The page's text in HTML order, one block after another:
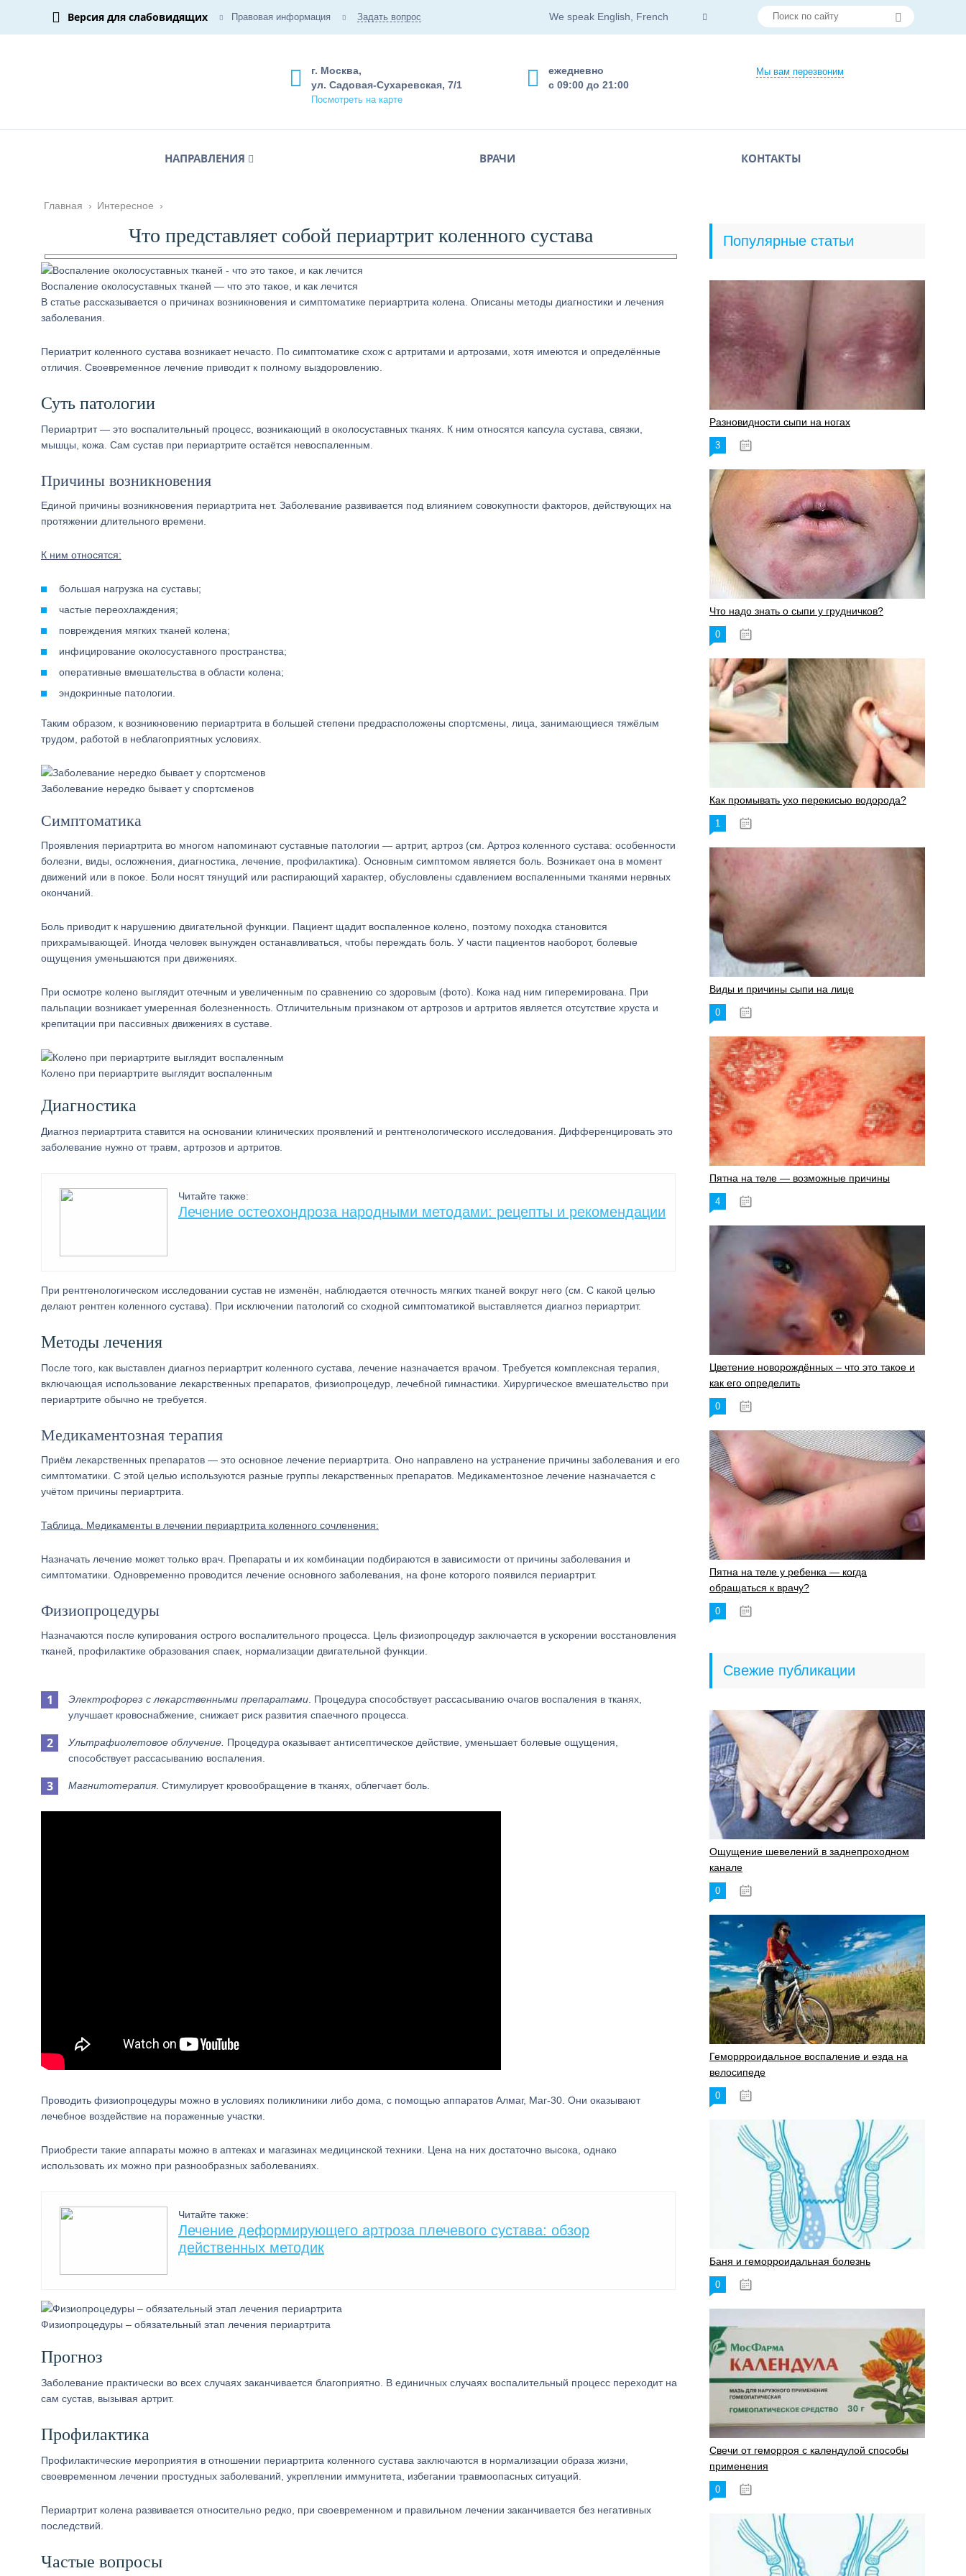
Версия для слабовидящих Правовая информация Задать вопрос We speak English, French
Мы вам перезвоним
ежедневно
с 09:00 до 21:00
г. Москва,
ул. Садовая-Сухаревская, 7/1
Посмотреть на карте
НАПРАВЛЕНИЯ ВРАЧИ КОНТАКТЫ
Главная › Интересное ›
Что представляет собой периартрит коленного сустава
Воспаление околосуставных тканей — что это такое, и как лечится
В статье рассказывается о причинах возникновения и симптоматике периартрита колена. Описаны методы диагностики и лечения
заболевания.
Периатрит коленного сустава возникает нечасто. По симптоматике схож с артритами и артрозами, хотя имеются и определённые
отличия. Своевременное лечение приводит к полному выздоровлению.
Суть патологии
Периартрит — это воспалительный процесс, возникающий в околосуставных тканях. К ним относятся капсула сустава, связки,
мышцы, кожа. Сам сустав при периартрите остаётся невоспаленным.
Причины возникновения
Единой причины возникновения периартрита нет. Заболевание развивается под влиянием совокупности факторов, действующих на
протяжении длительного времени.
К ним относятся:
большая нагрузка на суставы;
частые переохлаждения;
повреждения мягких тканей колена;
инфицирование околосуставного пространства;
оперативные вмешательства в области колена;
эндокринные патологии.
Таким образом, к возникновению периартрита в большей степени предрасположены спортсмены, лица, занимающиеся тяжёлым
трудом, работой в неблагоприятных условиях.
Заболевание нередко бывает у спортсменов
Симптоматика
Проявления периартрита во многом напоминают суставные патологии — артрит, артроз (см. Артроз коленного сустава: особенности
болезни, виды, осложнения, диагностика, лечение, профилактика). Основным симптомом является боль. Возникает она в момент
движений или в покое. Боли носят тянущий или распирающий характер, обусловлены сдавлением воспаленными тканями нервных
окончаний.
Боль приводит к нарушению двигательной функции. Пациент щадит воспаленное колено, поэтому походка становится
прихрамывающей. Иногда человек вынужден останавливаться, чтобы переждать боль. У части пациентов наоборот, болевые
ощущения уменьшаются при движениях.
При осмотре колено выглядит отечным и увеличенным по сравнению со здоровым (фото). Кожа над ним гиперемирована. При
пальпации возникает умеренная болезненность. Отличительным признаком от артрозов и артритов является отсутствие хруста и
крепитации при пассивных движениях в суставе.
Колено при периартрите выглядит воспаленным
Диагностика
Диагноз периартрита ставится на основании клинических проявлений и рентгенологического исследования. Дифференцировать это
заболевание нужно от травм, артрозов и артритов.
Читайте также:
Лечение остеохондроза народными методами: рецепты и рекомендации
При рентгенологическом исследовании сустав не изменён, наблюдается отечность мягких тканей вокруг него (см. С какой целью
делают рентген коленного сустава). При исключении патологий со сходной симптоматикой выставляется диагноз периартрит.
Методы лечения
После того, как выставлен диагноз периартрит коленного сустава, лечение назначается врачом. Требуется комплексная терапия,
включающая использование лекарственных препаратов, физиопроцедур, лечебной гимнастики. Хирургическое вмешательство при
периартрите обычно не требуется.
Медикаментозная терапия
Приём лекарственных препаратов — это основное лечение периартрита. Оно направлено на устранение причины заболевания и его
симптоматики. С этой целью используются разные группы лекарственных препаратов. Медикаментозное лечение назначается с
учётом причины периартрита.
Таблица. Медикаменты в лечении периартрита коленного сочленения:
Назначать лечение может только врач. Препараты и их комбинации подбираются в зависимости от причины заболевания и
симптоматики. Одновременно проводится лечение основного заболевания, на фоне которого появился периартрит.
Физиопроцедуры
Назначаются после купирования острого воспалительного процесса. Цель физиопроцедур заключается в ускорении восстановления
тканей, профилактике образования спаек, нормализации двигательной функции.
Электрофорез с лекарственными препаратами . Процедура способствует рассасыванию очагов воспаления в тканях,
улучшает кровоснабжение, снижает риск развития спаечного процесса.
Ультрафиолетовое облучение. Процедура оказывает антисептическое действие, уменьшает болевые ощущения,
способствует рассасыванию воспаления.
Магнитотерапия . Стимулирует кровообращение в тканях, облегчает боль.
Проводить физиопроцедуры можно в условиях поликлиники либо дома, с помощью аппаратов Алмаг, Маг-30. Они оказывают
лечебное воздействие на пораженные участки.
Приобрести такие аппараты можно в аптеках и магазинах медицинской техники. Цена на них достаточно высока, однако
использовать их можно при разнообразных заболеваниях.
Читайте также:
Лечение деформирующего артроза плечевого сустава: обзор
действенных методик
Физиопроцедуры – обязательный этап лечения периартрита
Прогноз
Заболевание практически во всех случаях заканчивается благоприятно. В единичных случаях воспалительный процесс переходит на
сам сустав, вызывая артрит.
Профилактика
Профилактические мероприятия в отношении периартрита коленного сустава заключаются в нормализации образа жизни,
своевременном лечении простудных заболеваний, укреплении иммунитета, избегании травмоопасных ситуаций.
Периартрит колена развивается относительно редко, при своевременном и правильном лечении заканчивается без негативных
последствий.
Частые вопросы
Популярные статьи
Разновидности сыпи на ногах
3
Что надо знать о сыпи у грудничков?
0
Как промывать ухо перекисью водорода?
1
Виды и причины сыпи на лице
0
Пятна на теле — возможные причины
4
Цветение новорождённых – что это такое и
как его определить
0
Пятна на теле у ребенка — когда
обращаться к врачу?
0
Свежие публикации
Ощущение шевелений в заднепроходном
канале
0
Геморрроидальное воспаление и езда на
велосипеде
0
Баня и геморроидальная болезнь
0
Свечи от геморроя с календулой способы
применения
0